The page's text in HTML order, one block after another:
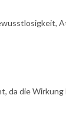
da die